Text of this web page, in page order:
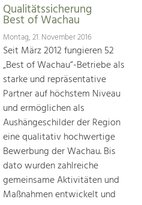
Qualitätssicherung
Best of Wachau
Montag, 21. November 2016
Seit März 2012 fungieren 52
„Best of Wachau“-Betriebe als
starke und repräsentative
Partner auf höchstem Niveau
und ermöglichen als
Aushängeschilder der Region
eine qualitativ hochwertige
Bewerbung der Wachau. Bis
dato wurden zahlreiche
gemeinsame Aktivitäten und
Maßnahmen entwickelt und